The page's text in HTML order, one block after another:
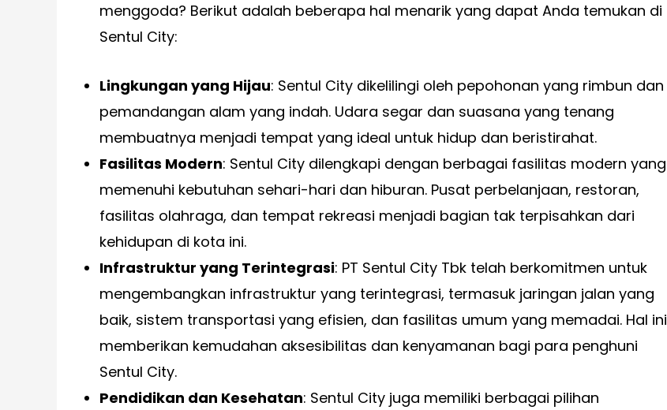
menggoda? Berikut adalah beberapa hal menarik yang dapat Anda temukan di
Sentul City:
Lingkungan yang Hijau: Sentul City dikelilingi oleh pepohonan yang rimbun dan
pemandangan alam yang indah. Udara segar dan suasana yang tenang
membuatnya menjadi tempat yang ideal untuk hidup dan beristirahat.
Fasilitas Modern: Sentul City dilengkapi dengan berbagai fasilitas modern yang
memenuhi kebutuhan sehari-hari dan hiburan. Pusat perbelanjaan, restoran,
fasilitas olahraga, dan tempat rekreasi menjadi bagian tak terpisahkan dari
kehidupan di kota ini.
Infrastruktur yang Terintegrasi: PT Sentul City Tbk telah berkomitmen untuk
mengembangkan infrastruktur yang terintegrasi, termasuk jaringan jalan yang
baik, sistem transportasi yang efisien, dan fasilitas umum yang memadai. Hal ini
memberikan kemudahan aksesibilitas dan kenyamanan bagi para penghuni
Sentul City.
Pendidikan dan Kesehatan: Sentul City juga memiliki berbagai pilihan